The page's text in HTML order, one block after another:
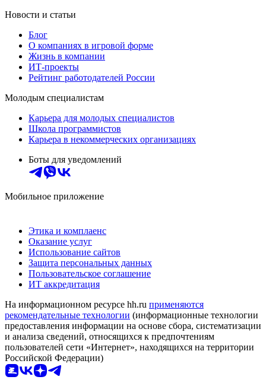
Новости и статьи
Блог
О компаниях в игровой форме
Жизнь в компании
ИТ-проекты
Рейтинг работодателей России
Молодым специалистам
Карьера для молодых специалистов
Школа программистов
Карьера в некоммерческих организациях
Боты для уведомлений
Мобильное приложение
Этика и комплаенс
Оказание услуг
Использование сайтов
Защита персональных данных
Пользовательское соглашение
ИТ аккредитация
На информационном ресурсе hh.ru применяются
рекомендательные технологии (информационные технологии
предоставления информации на основе сбора, систематизации
и анализа сведений, относящихся к предпочтениям
пользователей сети «Интернет», находящихся на территории
Российской Федерации)